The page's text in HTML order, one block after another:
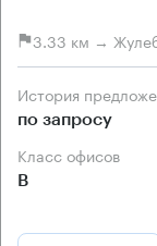
3.33 км →
История
по запросу
Класс офисов
B